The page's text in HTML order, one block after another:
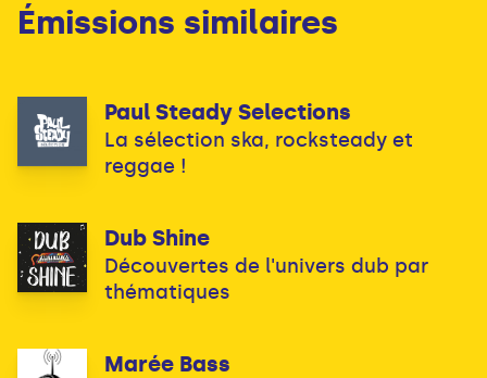
Émissions similaires
Paul Steady Selections
La sélection ska, rocksteady et
reggae !
Dub Shine
Découvertes de l'univers dub par
thématiques
Marée Bass